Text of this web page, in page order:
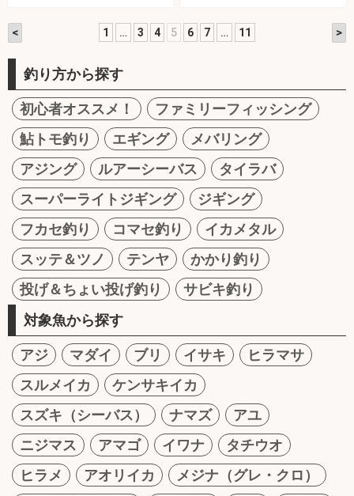
< 1 … 3 4 5 6 7 … 11 >
釣り方から探す
初心者オススメ！
ファミリーフィッシング
鮎トモ釣り
エギング
メバリング
アジング
ルアーシーバス
タイラバ
スーパーライトジギング
ジギング
フカセ釣り
コマセ釣り
イカメタル
スッテ＆ツノ
テンヤ
かかり釣り
投げ＆ちょい投げ釣り
サビキ釣り
対象魚から探す
アジ マダイ ブリ イサキ
ヒラマサ
スルメイカ
ケンサキイカ
スズキ（シーバス）
ナマズ
アユ
ニジマス
アマゴ イワナ
タチウオ
ヒラメ
アオリイカ
メジナ（グレ・クロ）